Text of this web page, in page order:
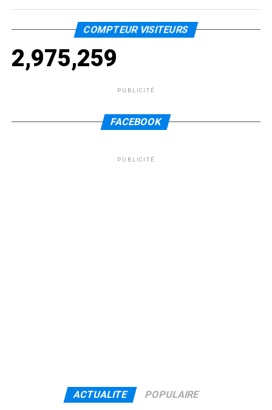
COMPTEUR VISITEURS
2,975,259
PUBLICITÉ
FACEBOOK
PUBLICITÉ
ACTUALITE POPULAIRE